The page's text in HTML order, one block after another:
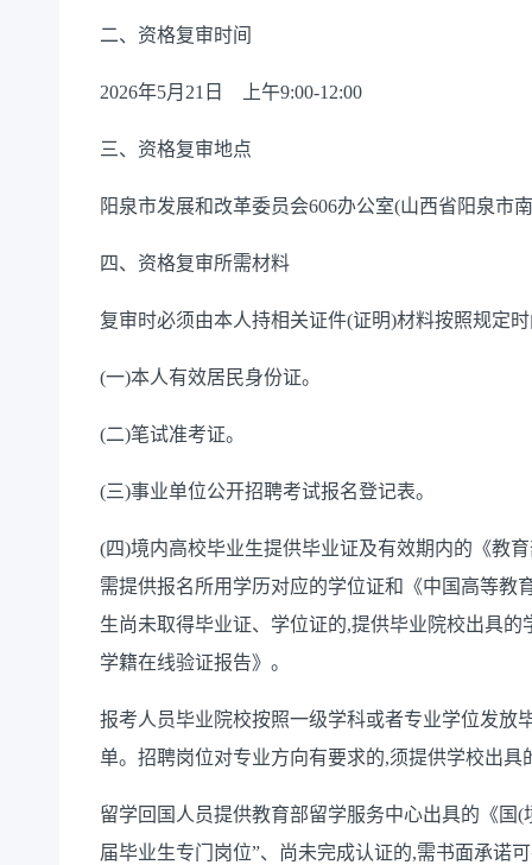
二、资格复审时间
2026年5月 21 日 上午9:00-1 2:00
三、资格复审地点
阳泉市发展和改革委员会606办公室(山西省阳泉市
四、资格复审所需材料
复审时必须由本人持相关证件(证明)材料按照规定
(一)本人有效居民身份证。
(二)笔试准考证。
(三)事业单位公开招聘考试报名登记表。
(四)境内高校毕业生提供毕业证及有效期内的《教
需提供报名所用学历对应的学位证和《中国高等教
生尚未取得毕业证、学位证的,提供毕业院校出具
学籍在线验证报告》。
报考人员毕业院校按照一级学科或者专业学位发放
单。招聘岗位对专业方向有要求的,须提供学校出
留学回国人员提供教育部留学服务中心出具的《国
届毕业生专门岗位”、尚未完成认证的,需书面承诺